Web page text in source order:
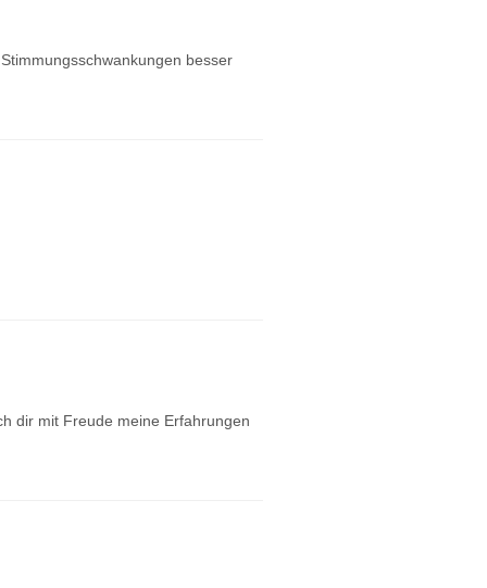
besser
dir mit Freude meine Erfahrungen